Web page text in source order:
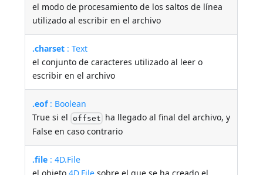
el modo de procesamiento de los saltos de línea
utilizado al escribir en el archivo
.charset : Text
el conjunto de caracteres utilizado al leer o
escribir en el archivo
.eof: Boolean
True si el offset ha llegado al final del archivo, y
False en caso contrario
.file : 4D.File